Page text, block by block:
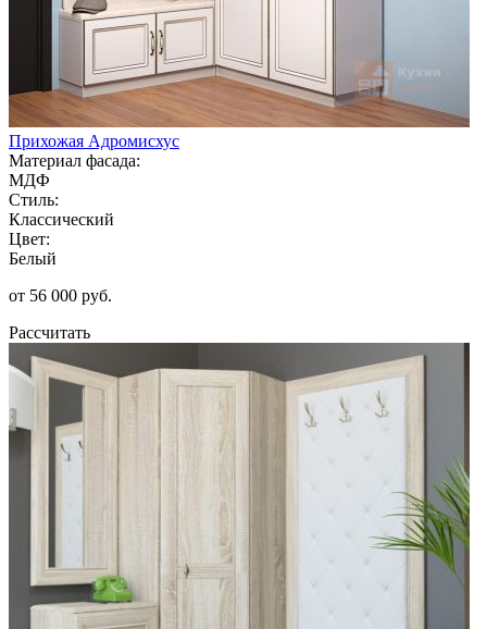
Прихожая Адромисхус
Материал фасада:
МДФ
Стиль:
Классический
Цвет:
Белый
от 56 000 руб.
Рассчитать